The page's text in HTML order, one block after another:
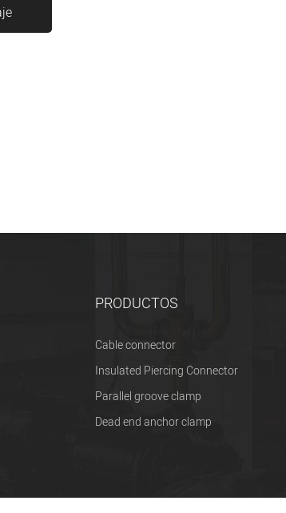
PRODUCTOS
Cable connector
Insulated Piercing Connector
Parallel groove clamp
Dead end anchor clamp